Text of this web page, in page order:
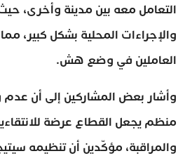
التعامل معه بين مدينة وأخرى،
والإجراءات المحلية بشكل كبير،
العاملين في وضع هش.
وأشار بعض المشاركين إلى أن عدم
منظم يجعل القطاع عرضة
والمراقبة، مؤكّدين أن تنظيمه